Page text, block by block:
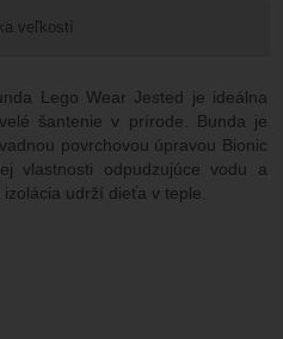
veľkostí
Lego Wear Jested je ideálna
šantenie v prírode. Bunda je
povrchovou úpravou Bionic
vlastnosti odpudzujúce vodu a
udrží dieťa v teple.